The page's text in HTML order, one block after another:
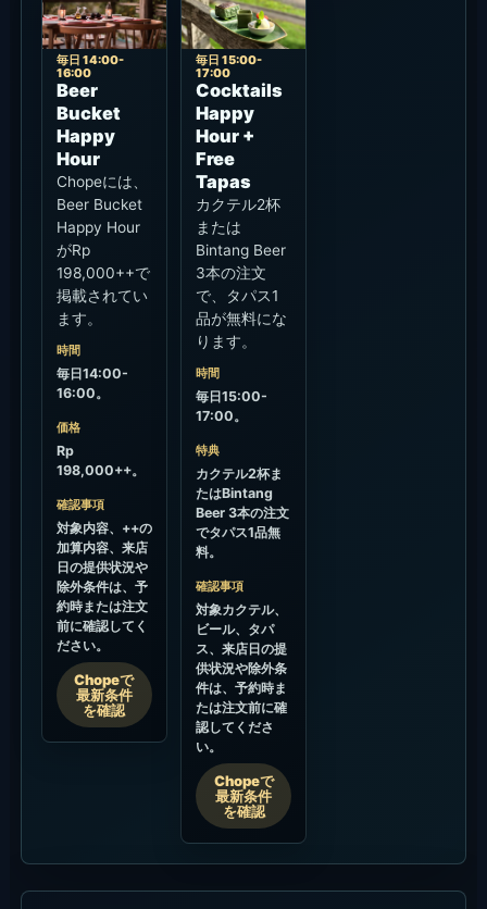
毎日 14:00-
16:00
Beer
Bucket
Happy
Hour
Chopeには、
Beer Bucket
Happy Hour
がRp
198,000++で
掲載されてい
ます。
時間
毎日14:00-
16:00。
価格
Rp
198,000++。
確認事項
対象内容、++の
加算内容、来店
日の提供状況や
除外条件は、予
約時または注文
前に確認してく
ださい。
Chopeで
最新条件
を確認
毎日 15:00-
17:00
Cocktails
Happy
Hour +
Free
Tapas
カクテル2杯
または
Bintang Beer
3本の注文
で、タパス1
品が無料にな
ります。
時間
毎日15:00-
17:00。
特典
カクテル2杯ま
たはBintang
Beer 3本の注文
でタパス1品無
料。
確認事項
対象カクテル、
ビール、タパ
ス、来店日の提
供状況や除外条
件は、予約時ま
たは注文前に確
認してくださ
い。
Chopeで
最新条件
を確認